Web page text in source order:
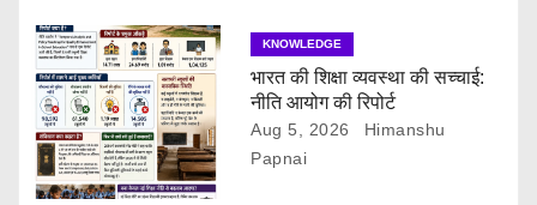
o
n
KNOWLEDGE
भारत की शिक्षा व्यवस्था की सच्चाई:
नीति आयोग की रिपोर्ट
Aug 5, 2026
Himanshu
Papnai